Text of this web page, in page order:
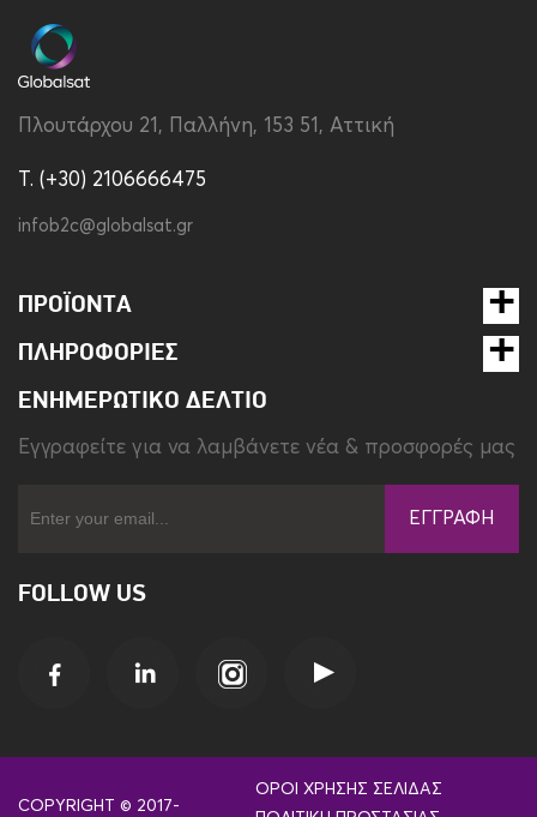
Πλουτάρχου 21, Παλλήνη, 153 51, Αττική
T. (+30) 2106666475
infob2c@globalsat.gr
ΠΡΟΪΌΝΤΑ
ΠΛΗΡΟΦΟΡΊΕΣ
ΕΝΗΜΕΡΩΤΙΚΌ ΔΕΛΤΊΟ
Eγγραφείτε για να λαμβάνετε νέα & προσφορές μας
ΕΓΓΡΑΦΉ
FOLLOW US
COPYRIGHT © 2017-
ΌΡΟΙ ΧΡΉΣΗΣ ΣΕΛΊΔΑΣ